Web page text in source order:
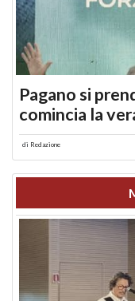
Pagano si
comincia la
di Redazione